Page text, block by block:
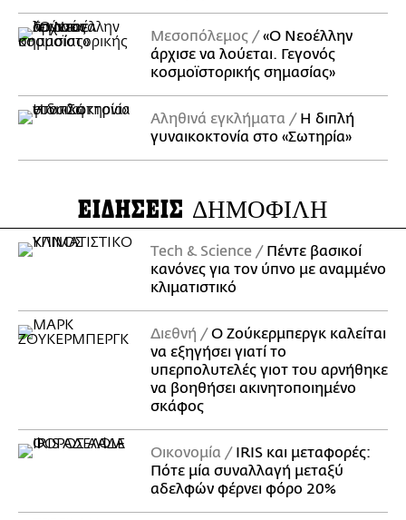
Μεσοπόλεμος
«Ο Νεοέλλην
άρχισε να λούεται. Γεγονός
κοσμοϊστορικής σημασίας»
Αληθινά εγκλήματα
Η διπλή
γυναικοκτονία στο «Σωτηρία»
ΕΙΔΗΣΕΙΣ ΔΗΜΟΦΙΛΗ
Τech & Science
Πέντε βασικοί
κανόνες για τον ύπνο με αναμμένο
κλιματιστικό
Διεθνή
Ο Ζούκερμπεργκ καλείται
να εξηγήσει γιατί το
υπερπολυτελές γιοτ του αρνήθηκε
να βοηθήσει ακινητοποιημένο
σκάφος
Οικονομία
IRIS και μεταφορές:
Πότε μία συναλλαγή μεταξύ
αδελφών φέρνει φόρο 20%